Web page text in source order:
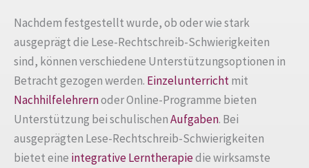
Nachdem festgestellt wurde, ob oder wie stark
ausgeprägt die Lese-Rechtschreib-Schwierigkeiten
sind, können verschiedene Unterstützungsoptionen in
Betracht gezogen werden. Einzelunterrichtmit
Nachhilfelehrernoder Online-Programme bieten
Unterstützung bei schulischenAufgaben. Bei
ausgeprägten Lese-Rechtschreib-Schwierigkeiten
bietet eine integrative Lerntherapiedie wirksamste